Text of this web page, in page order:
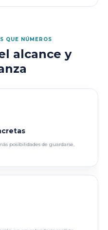
QUE NÚMEROS
alcance y
posibilidades de guardarse,